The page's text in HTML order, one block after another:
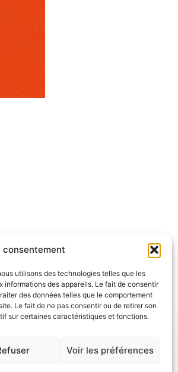
consentement
utilisons des technologies telles que les
des appareils. Le fait de consentir
des données telles que le comportement
Le fait de ne pas consentir ou de retirer son
sur certaines caractéristiques et fonctions.
Voir les préférences